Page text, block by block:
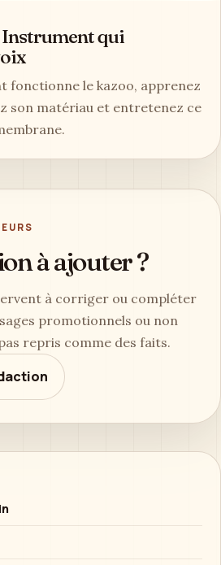
Instrument qui
fonctionne le kazoo, apprenez
son matériau et entretenez ce
à ajouter ?
à corriger ou compléter
promotionnels ou non
repris comme des faits.